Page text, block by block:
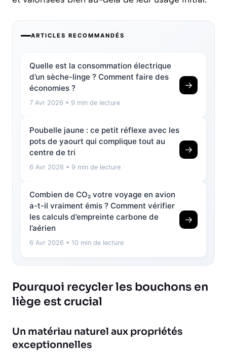
ARTICLES RECOMMANDÉS
Quelle est la consommation électrique
d’un sèche-linge ? Comment faire des
économies ?
7 Avr 2026 • 9 min de lecture
→
Poubelle jaune : ce petit réflexe avec les
pots de yaourt qui complique tout au
centre de tri
6 Avr 2026 • 9 min de lecture
→
Combien de CO₂ votre voyage en avion
a-t-il vraiment émis ? Comment vérifier
les calculs d’empreinte carbone de
l’aérien
6 Avr 2026 • 10 min de lecture
→
Pourquoi recycler les bouchons en
liège est crucial
Un matériau naturel aux propriétés
exceptionnelles